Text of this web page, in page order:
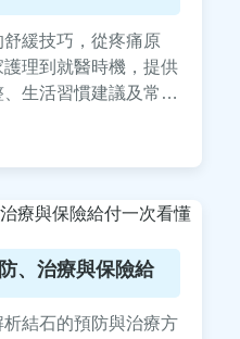
緩技巧，從疼痛原
理到就醫時機，提供
生活習慣建議及常見
用經驗，適合正在尋
、治療與保險給
結石的預防與治療方